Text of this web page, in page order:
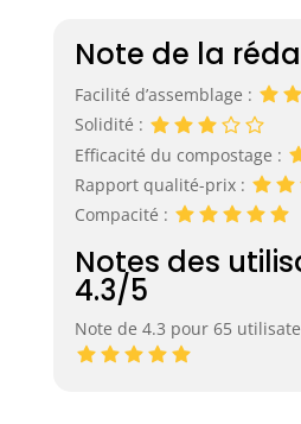
Note de la
Facilité d’assemblage :
Solidité :
Efficacité du compostage :
Rapport qualité-prix :
Compacité :
Notes des
4.3/5
Note de 4.3 pour 65